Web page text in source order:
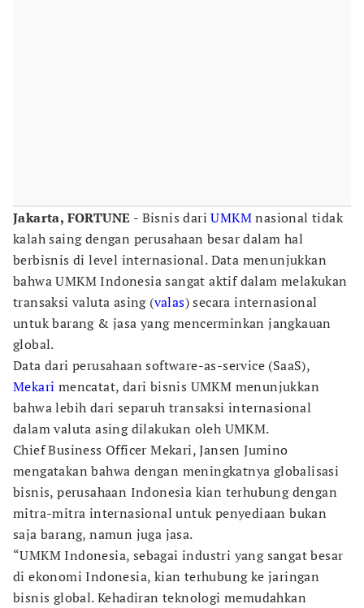
Jakarta, FORTUNE - Bisnis dariUMKMnasional tidak
kalah saing dengan perusahaan besar dalam hal
berbisnis di level internasional. Data menunjukkan
bahwa UMKM Indonesia sangat aktif dalam melakukan
transaksi valuta asing (valas) secara internasional
untuk barang & jasa yang mencerminkan jangkauan
global.
Data dari perusahaan software-as-service (SaaS),
Mekari mencatat, dari bisnis UMKM menunjukkan
bahwa lebih dari separuh transaksi internasional
dalam valuta asing dilakukan oleh UMKM.
Chief Business Officer Mekari, Jansen Jumino
mengatakan bahwa dengan meningkatnya globalisasi
bisnis, perusahaan Indonesia kian terhubung dengan
mitra-mitra internasional untuk penyediaan bukan
saja barang, namun juga jasa.
“UMKM Indonesia, sebagai industri yang sangat besar
di ekonomi Indonesia, kian terhubung ke jaringan
bisnis global. Kehadiran teknologi memudahkan